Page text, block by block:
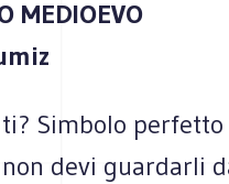
MEDIOEVO
Simbolo perfetto
devi guardarli